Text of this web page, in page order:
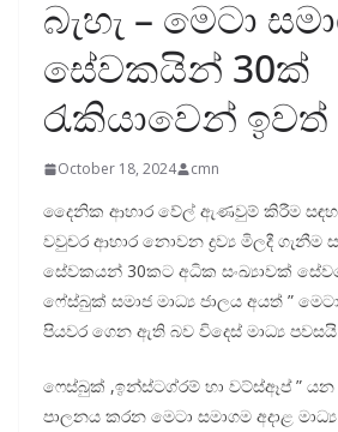
බැහැ – මෙටා
සේවකයින් 30ක්
රැකියාවෙන්
October 18, 2024 cmn
දෛනික ආහාර වේල් ඇණවුම් කිරීම
වවුචර ආහාර නොවන ද්‍රව්‍ය මිලදී ගැනීම
සේවකයන් 30කට අධික සංඛ්‍යාවක්
ෆේස්බුක් සමාජ මාධ්‍ය ජාලය අයත් ”‍
පියවර ගෙන ඇති බව විදෙස් මාධ්‍ය පවසයි
ෆෙස්බුක් ,ඉන්ස්ටග්රම් හා වට්ස්ඈප් ”‍ යන
පාලනය කරන මෙටා සමාගම අදාළ